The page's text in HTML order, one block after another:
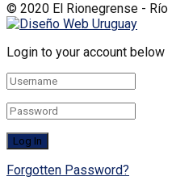
© 2020 El Rionegrense - Río
Login to your account below
Forgotten Password?